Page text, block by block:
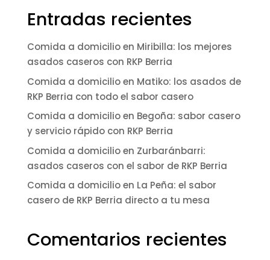
Entradas recientes
Comida a domicilio en Miribilla: los mejores
asados caseros con RKP Berria
Comida a domicilio en Matiko: los asados de
RKP Berria con todo el sabor casero
Comida a domicilio en Begoña: sabor casero
y servicio rápido con RKP Berria
Comida a domicilio en Zurbaránbarri:
asados caseros con el sabor de RKP Berria
Comida a domicilio en La Peña: el sabor
casero de RKP Berria directo a tu mesa
Comentarios recientes